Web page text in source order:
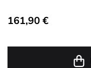
161,90 €